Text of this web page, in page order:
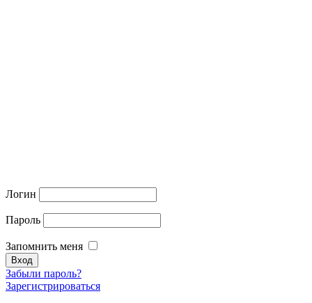
Логин
Пароль
Запомнить меня
Забыли пароль?
Зарегистрироваться